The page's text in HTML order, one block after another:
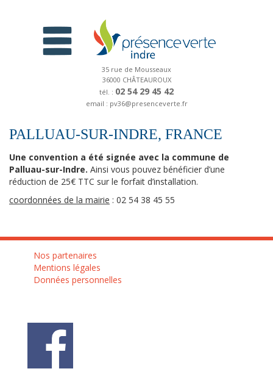
35 rue de Mousseaux
36000 CHÂTEAUROUX
tél. : 02 54 29 45 42
email : pv36@presenceverte.fr
PALLUAU-SUR-INDRE, FRANCE
Une convention a été signée avec la commune de
Palluau-sur-Indre. Ainsi vous pouvez bénéficier d’une
réduction de 25€ TTC sur le forfait d’installation.
coordonnées de la mairie : 02 54 38 45 55
Nos partenaires
Mentions légales
Données personnelles